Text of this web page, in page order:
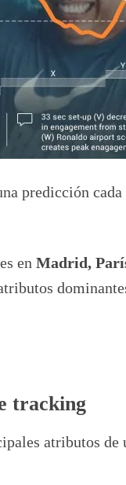
predicción
en Madrid,
tracking
atributos de